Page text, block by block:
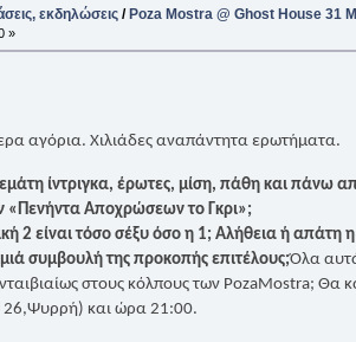
εκδηλώσεις /Poza Mostra @ Ghost House 31
»
αγόρια. Χιλιάδες αναπάντητα ερωτήματα.
ίντριγκα, έρωτες, μίση, πάθη και πάνω
«Πενήντα Αποχρώσεων το Γκρι»;
2 είναι τόσο σέξυ όσο η 1; Αλήθεια ή
συμβουλή της προκοπής επιτέλους;Όλα
στους κόλπους των PozaMostra;
26,Ψυρρή) και ώρα 21:00.